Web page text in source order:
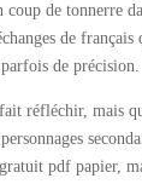
coup de tonnerre
de
de précision.
réfléchir, mais
pdf papier,